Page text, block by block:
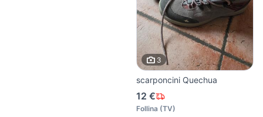
3
scarponcini Quechua
12 €
Follina (TV)